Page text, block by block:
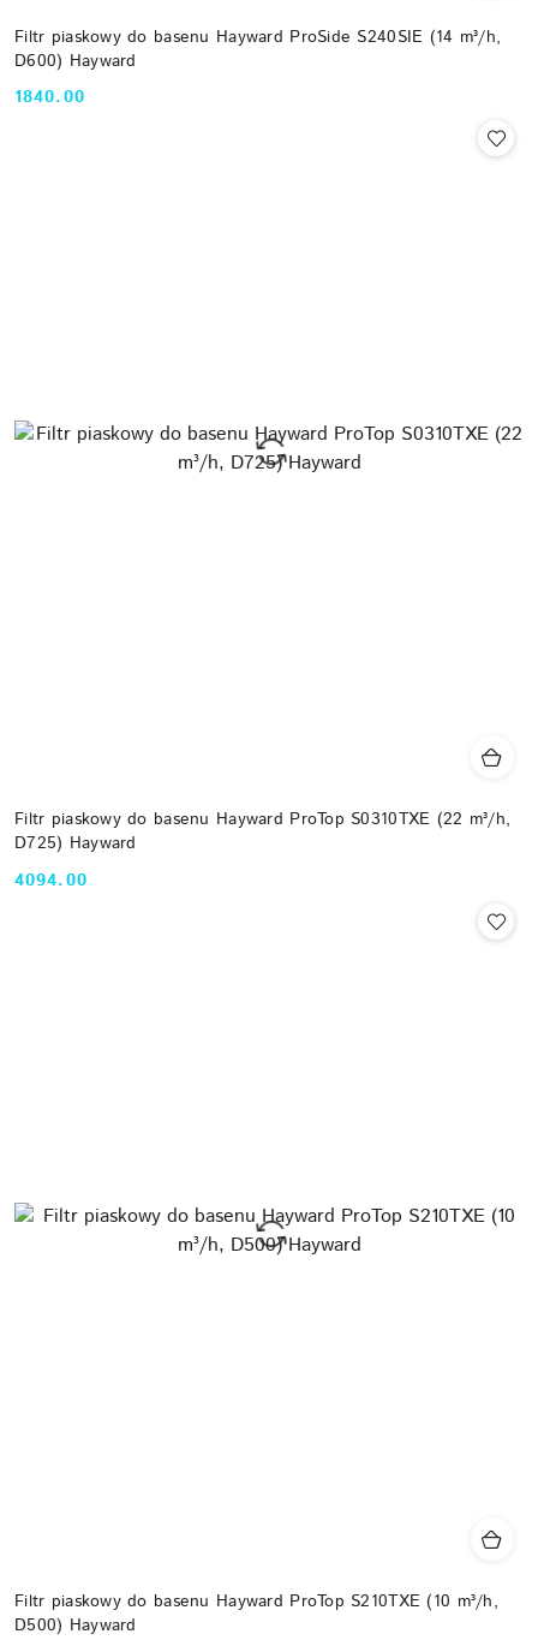
Filtr piaskowy do basenu Hayward ProSide S240SIE (14 m³/h,
D600) Hayward
Cena:
1840.00
Filtr piaskowy do basenu Hayward ProTop S0310TXE (22 m³/h,
D725) Hayward
Cena:
4094.00
Filtr piaskowy do basenu Hayward ProTop S210TXE (10 m³/h,
D500) Hayward